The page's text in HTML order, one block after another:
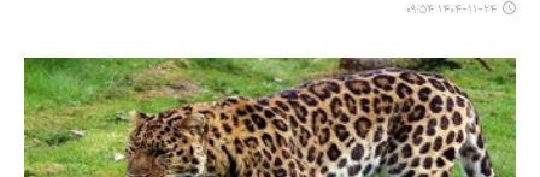
۱۴۰۴-۱۱-۲۴ ۰۹:۵۴